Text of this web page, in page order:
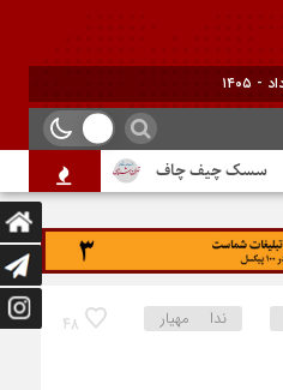
سسک چیف چاف دم جنبانک ابلق
48
ندا مهیار